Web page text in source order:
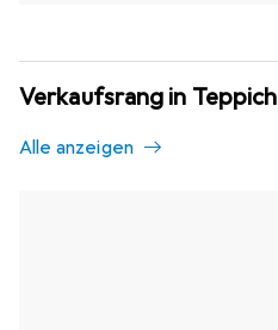
Verkaufsrang in Teppich
Alle anzeigen